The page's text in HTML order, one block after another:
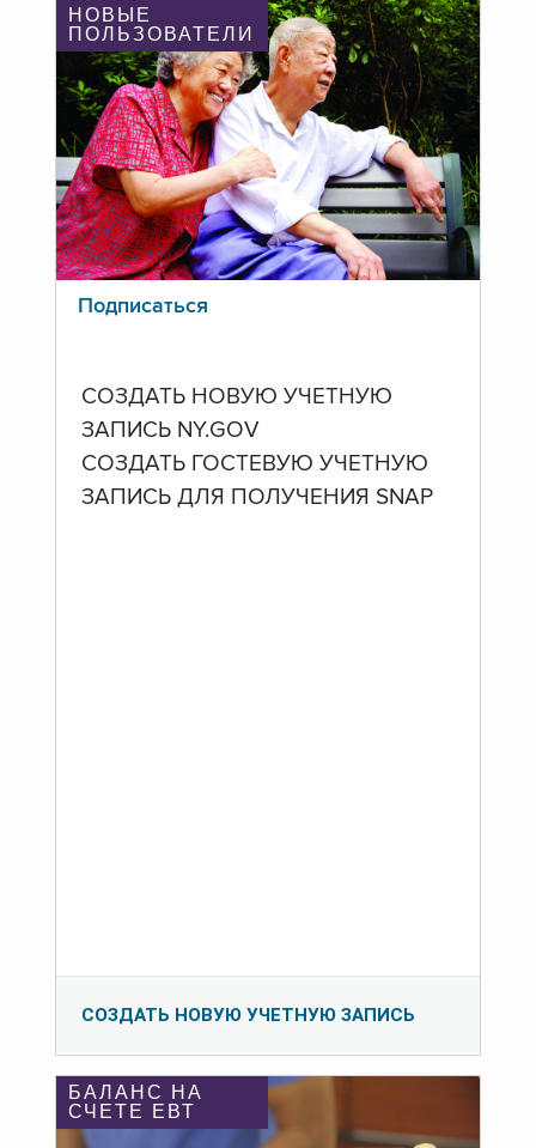
НОВЫЕ
ПОЛЬЗОВАТЕЛИ
Подписаться
СОЗДАТЬ НОВУЮ УЧЕТНУЮ
ЗАПИСЬ NY.GOV
СОЗДАТЬ ГОСТЕВУЮ УЧЕТНУЮ
ЗАПИСЬ ДЛЯ ПОЛУЧЕНИЯ SNAP
СОЗДАТЬ НОВУЮ УЧЕТНУЮ ЗАПИСЬ
БАЛАНС НА
СЧЕТЕ ЕВТ